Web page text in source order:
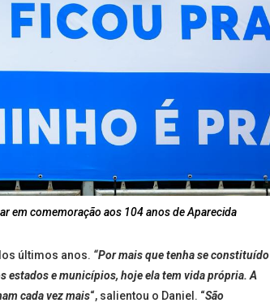
em comemoração aos 104 anos de Aparecida
últimos anos. “Por mais que tenha se constituído
estados e municípios, hoje ela tem vida própria. A
cada vez mais“, salientou o Daniel. “São